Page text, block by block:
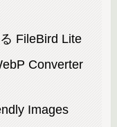
FileBird Lite
Converter
Images